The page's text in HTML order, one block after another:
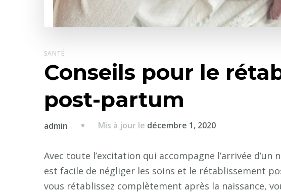
SANTÉ
Conseils pour le
post-partum
admin Mis à jour le décembre 1, 2020
Avec toute l’excitation qui accompagne l’arrivée
est facile de négliger les soins et le rétablissement
vous rétablissez complètement après la naissance,